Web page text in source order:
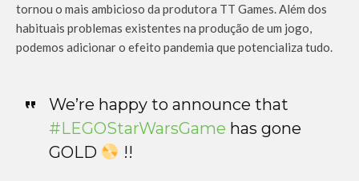
tornou o mais ambicioso da produtora TT Games. Além dos
habituais problemas existentes na produção de um jogo,
podemos adicionar o efeito pandemia que potencializa tudo.
We’re happy to announce that
#LEGOStarWarsGame has gone
GOLD
!!